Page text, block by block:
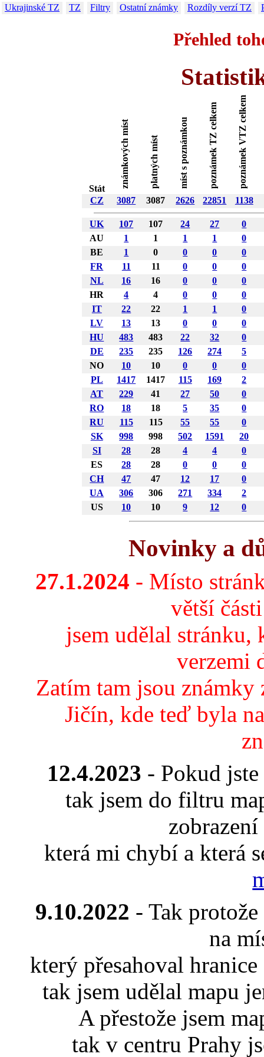
Ukrajinské TZ TZ Filtry Ostatní známky Rozdíly verzí TZ
Přehled
Stát známkových míst platných míst míst s poznámkou poznámek TZ celkem poznámek VTZ celkem
CZ 3087 3087 2626 22851 1138
UK 107 107 24 27
0
AU
1 1 1 1
0
BE
1 0 0 0
0
FR
11 11 0 0
0
NL
16 16 0 0
0
HR
4 4 0 0
0
IT
22 22 1 1
0
LV
13 13 0 0
0
HU
483 483 22 32
0
DE
235 235 126 274
5
NO
10 10 0 0
0
PL
1417 1417 115 169
2
AT
229 41 27 50
0
RO
18 18 5 35
0
RU
115 115 55 55
0
SK
998 998 502 1591
20
SI
28 28 4 4
0
ES
28 28 0 0
0
CH
47 47 12 17
0
UA
306 306 271 334
2
US
10 10 9 12 0
Novinky a
27.1.2024 - Místo
větší
jsem udělal
verzemi
Zatím tam jsou
Jičín, kde teď byla
12.4.2023 - Pokud
tak jsem do filtru
která mi chybí a která
9.10.2022 - Tak
na
který přesahoval
tak jsem udělal mapu
A přestože jsem
tak v centru Prahy